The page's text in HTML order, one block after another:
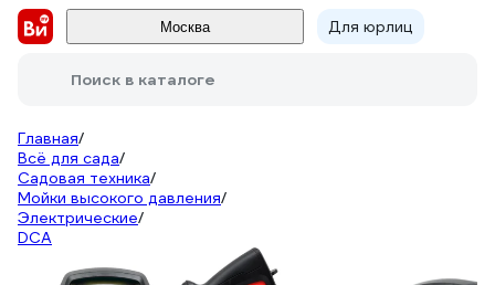
Москва Для юрлиц
Поиск в каталоге
Главная/
Всё для сада/
Садовая техника/
Мойки высокого давления/
Электрические/
DCA